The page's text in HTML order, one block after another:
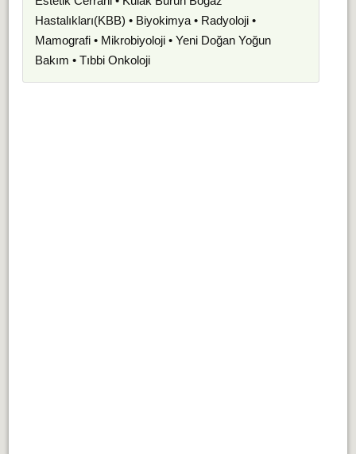
Hastalıkları(KBB) • Biyokimya • Radyoloji •
Mamografi • Mikrobiyoloji • Yeni Doğan Yoğun
Bakım • Tıbbi Onkoloji